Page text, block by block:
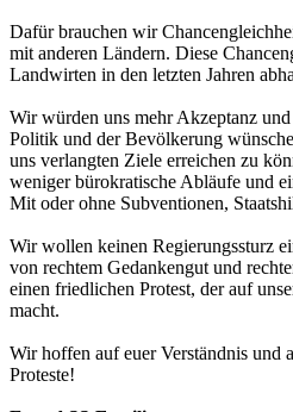
Dafür brauchen wir
mit anderen Ländern. Diese
Landwirten in den letzten Jahren
Wir würden uns mehr Akzeptanz
Politik und der Bevölkerung
uns verlangten Ziele erreichen zu
weniger bürokratische Abläufe und
Mit oder ohne Subventionen,
Wir wollen keinen Regierungssturz
von rechtem Gedankengut und
einen friedlichen Protest, der auf
macht.
Wir hoffen auf euer Verständnis und
Proteste!